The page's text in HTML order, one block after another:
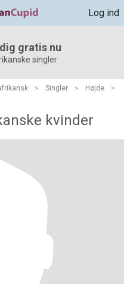
Log ind
gratis nu
singler
> Singler > Højde
>
kvinder